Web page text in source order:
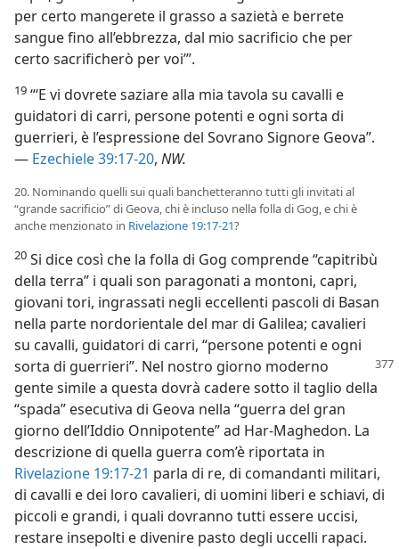
per certo mangerete il grasso a sazietà e berrete
sangue fino all’ebbrezza, dal mio sacrificio che per
certo sacrificherò per voi’”.
19 “‘E vi dovrete saziare alla mia tavola su cavalli e
guidatori di carri, persone potenti e ogni sorta di
guerrieri, è l’espressione del Sovrano Signore Geova”.
— Ezechiele 39:17-20, NW.
20. Nominando quelli sui quali banchetteranno tutti gli invitati al
“grande sacrificio” di Geova, chi è incluso nella folla di Gog, e chi è
anche menzionato in Rivelazione 19:17-21?
20 Si dice così che la folla di Gog comprende “capitribù
della terra” i quali son paragonati a montoni, capri,
giovani tori, ingrassati negli eccellenti pascoli di Basan
nella parte nordorientale del mar di Galilea; cavalieri
su cavalli, guidatori di carri, “persone potenti e ogni
sorta di guerrieri”. Nel nostro giorno moderno
gente simile a questa dovrà cadere sotto il taglio della
“spada” esecutiva di Geova nella “guerra del gran
giorno dell’Iddio Onnipotente” ad Har-Maghedon. La
descrizione di quella guerra com’è riportata in
Rivelazione 19:17-21 parla di re, di comandanti militari,
di cavalli e dei loro cavalieri, di uomini liberi e schiavi, di
piccoli e grandi, i quali dovranno tutti essere uccisi,
restare insepolti e divenire pasto degli uccelli rapaci.